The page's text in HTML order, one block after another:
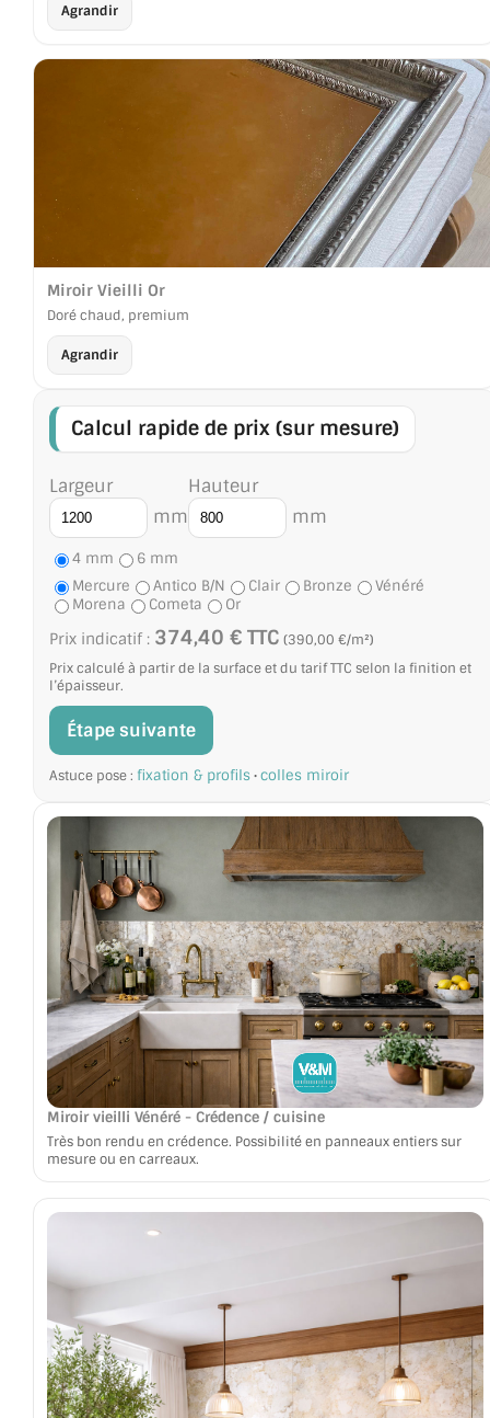
Agrandir
Miroir Vieilli Or
Doré chaud, premium
Agrandir
Calcul rapide de prix (sur mesure)
Largeur
mm
Hauteur
mm
4 mm
6 mm
Mercure
Antico B/N Clair Bronze
Vénéré
Morena
Cometa Or
Prix indicatif : 374,40 € TTC (390,00 €/m²)
Prix calculé à partir de la surface et du tarif TTC selon la finition et
l’épaisseur.
Étape suivante
Astuce pose : fixation & profils•colles miroir
Miroir vieilli Vénéré - Crédence / cuisine
Très bon rendu en crédence. Possibilité en panneaux entiers sur
mesure ou en carreaux.